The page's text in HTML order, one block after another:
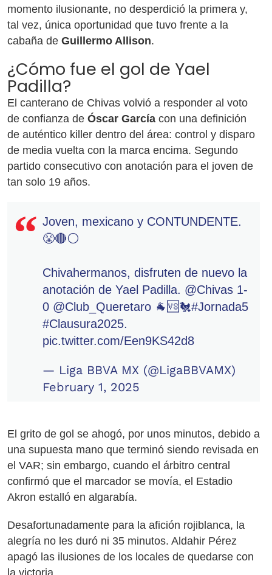
momento ilusionante, no desperdició la primera y,
tal vez, única oportunidad que tuvo frente a la
cabaña de Guillermo Allison.
¿Cómo fue el gol de Yael
Padilla?
El canterano de Chivas volvió a responder al voto
de confianza de Óscar García con una definición
de auténtico killer dentro del área: control y disparo
de media vuelta con la marca encima. Segundo
partido consecutivo con anotación para el joven de
tan solo 19 años.
Joven, mexicano y CONTUNDENTE.
😤🔴⚪
Chivahermanos, disfruten de nuevo la
anotación de Yael Padilla. @Chivas 1-
0 @Club_Queretaro 🐐🆚🐔#Jornada5
#Clausura2025.
pic.twitter.com/Een9KS42d8
— Liga BBVA MX (@LigaBBVAMX)
February 1, 2025
El grito de gol se ahogó, por unos minutos, debido a
una supuesta mano que terminó siendo revisada en
el VAR; sin embargo, cuando el árbitro central
confirmó que el marcador se movía, el Estadio
Akron estalló en algarabía.
Desafortunadamente para la afición rojiblanca, la
alegría no les duró ni 35 minutos. Aldahir Pérez
apagó las ilusiones de los locales de quedarse con
la victoria.